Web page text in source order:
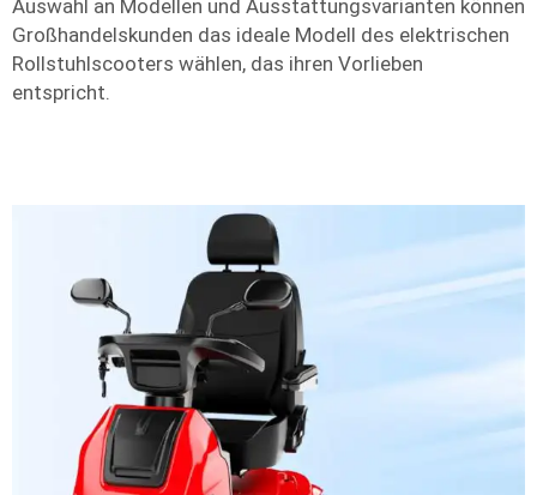
Auswahl an Modellen und Ausstattungsvarianten können
Großhandelskunden das ideale Modell des elektrischen
Rollstuhlscooters wählen, das ihren Vorlieben
entspricht.